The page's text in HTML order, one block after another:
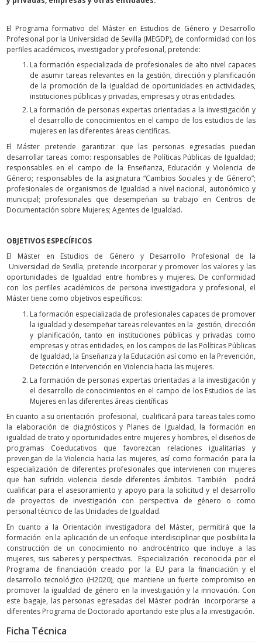
El Programa formativo del Máster en Estudios de Género y Desarrollo
Profesional por la Universidad de Sevilla (MEGDP), de conformidad con los
perfiles académicos, investigador y profesional, pretende:
La formación especializada de profesionales de alto nivel capaces
de asumir tareas relevantes en la gestión, dirección y planificación
de la promoción de la igualdad de oportunidades en actividades,
instituciones públicas y privadas, empresas y otras entidades.
La formación de personas expertas orientadas a la investigación y
el desarrollo de conocimientos en el campo de los estudios de las
mujeres en las diferentes áreas científicas.
El Máster pretende garantizar que las personas egresadas puedan
desarrollar tareas como: responsables de Políticas Públicas de Igualdad;
responsables en el campo de la Enseñanza, Educación y Violencia de
Género; responsables de la asignatura “Cambios Sociales y de Género”;
profesionales de organismos de Igualdad a nivel nacional, autonómico y
municipal; profesionales que desempeñan su trabajo en Centros de
Documentación sobre Mujeres; Agentes de Igualdad.
OBJETIVOS ESPECÍFICOS
El Máster en Estudios de Género y Desarrollo Profesional de la
Universidad de Sevilla, pretende incorporar y promover los valores y las
oportunidades de Igualdad entre hombres y mujeres. De conformidad
con los perfiles académicos de persona investigadora y profesional, el
Máster tiene como objetivos específicos:
La formación especializada de profesionales capaces de promover
la igualdad y desempeñar tareas relevantes en la gestión, dirección
y planificación, tanto en instituciones públicas y privadas como
empresas y otras entidades, en los campos de las Políticas Públicas
de Igualdad, la Enseñanza y la Educación así como en la Prevención,
Detección e Intervención en Violencia hacia las mujeres.
La formación de personas expertas orientadas a la investigación y
el desarrollo de conocimientos en el campo de los Estudios de las
Mujeres en las diferentes áreas científicas
En cuanto a su orientación profesional, cualificará para tareas tales como
la elaboración de diagnósticos y Planes de Igualdad, la formación en
igualdad de trato y oportunidades entre mujeres y hombres, el diseños de
programas Coeducativos que favorezcan relaciones igualitarias y
prevengan de la Violencia hacia las mujeres, así como formación para la
especialización de diferentes profesionales que intervienen con mujeres
que han sufrido violencia desde diferentes ámbitos. También podrá
cualificar para el asesoramiento y apoyo para la solicitud y el desarrollo
de proyectos de investigación con perspectiva de género o como
personal técnico de las Unidades de Igualdad.
En cuanto a la Orientación investigadora del Máster, permitirá que la
formación en la aplicación de un enfoque interdisciplinar que posibilita la
construcción de un conocimiento no androcéntrico que incluye a las
mujeres, sus saberes y perspectivas. Especialización reconocida por el
Programa de financiación creado por la EU para la financiación y el
desarrollo tecnológico (H2020), que mantiene un fuerte compromiso en
promover la igualdad de género en la investigación y la innovación. Con
este bagaje, las personas egresadas del Máster podrán incorporarse a
diferentes Programa de Doctorado aportando este plus a la investigación.
Ficha Técnica